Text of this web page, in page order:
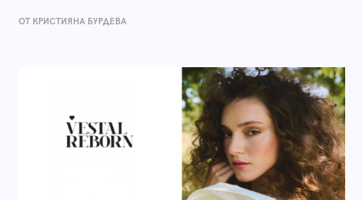
ОТ КРИСТИЯНА БУРДЕВА